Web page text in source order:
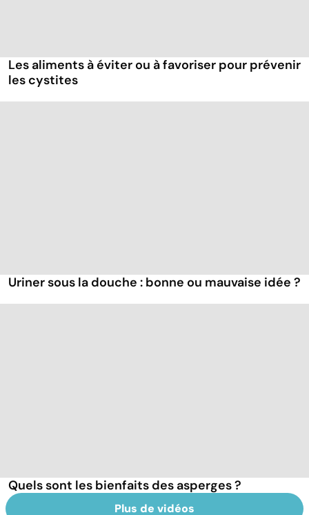
Les aliments à éviter ou à favoriser pour prévenir
les cystites
Uriner sous la douche : bonne ou mauvaise idée ?
Quels sont les bienfaits des asperges ?
Plus de vidéos